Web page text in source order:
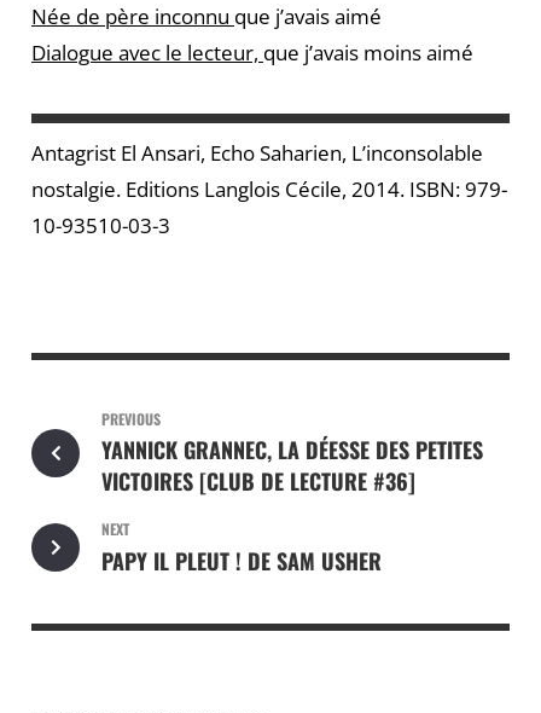
Née de père inconnu que j’avais aimé
Dialogue avec le lecteur, que j’avais moins aimé
Antagrist El Ansari, Echo Saharien, L’inconsolable
nostalgie. Editions Langlois Cécile, 2014. ISBN: 979-
10-93510-03-3
PREVIOUS
YANNICK GRANNEC, LA DÉESSE DES PETITES
VICTOIRES [CLUB DE LECTURE #36]
NEXT
PAPY IL PLEUT ! DE SAM USHER